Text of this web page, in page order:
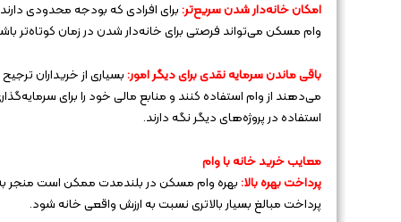
امکان خانه‌دار شدن سریع‌تر:برای افرادی که بودجه محدودی
وام مسکن می‌تواند فرصتی برای خانه‌دار شدن در زمان کوتاه‌تر
باقی ماندن سرمایه نقدی برای دیگر امور:بسیاری از خریداران ترجیح
می‌دهند از وام استفاده کنند و منابع مالی خود را برای
استفاده در پروژه‌های دیگر نگه دارند.
معایب خرید خانه با وام
پرداخت بهره بالا:بهره وام مسکن در بلندمدت ممکن است منجر
پرداخت مبالغ بسیار بالاتری نسبت به ارزش واقعی خانه شود.